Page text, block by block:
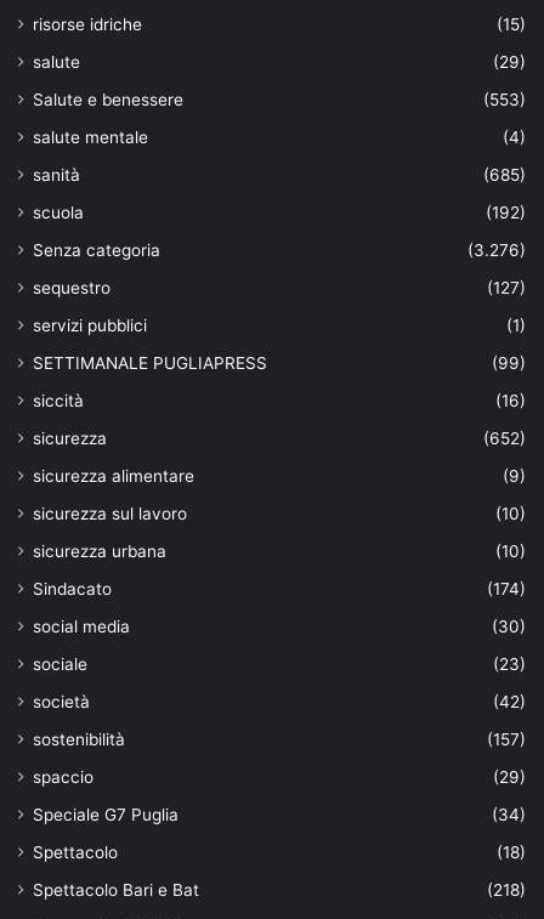
risorse idriche
(15)
salute
(29)
Salute e benessere
(553)
salute mentale
(4)
sanità
(685)
scuola
(192)
Senza categoria
(3.276)
sequestro
(127)
servizi pubblici
(1)
SETTIMANALE PUGLIAPRESS
(99)
siccità
(16)
sicurezza
(652)
sicurezza alimentare
(9)
sicurezza sul lavoro
(10)
sicurezza urbana
(10)
Sindacato
(174)
social media
(30)
sociale
(23)
società
(42)
sostenibilità
(157)
spaccio
(29)
Speciale G7 Puglia
(34)
Spettacolo
(18)
Spettacolo Bari e Bat
(218)